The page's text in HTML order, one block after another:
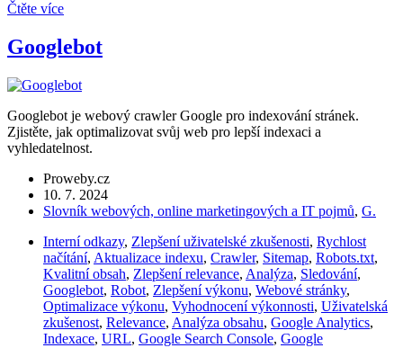
Čtěte více
Googlebot
Googlebot je webový crawler Google pro indexování stránek.
Zjistěte, jak optimalizovat svůj web pro lepší indexaci a
vyhledatelnost.
Proweby.cz
10. 7. 2024
Slovník webových, online marketingových a IT pojmů, G.
Interní odkazy, Zlepšení uživatelské zkušenosti, Rychlost
načítání, Aktualizace indexu, Crawler, Sitemap, Robots.txt,
Kvalitní obsah, Zlepšení relevance, Analýza, Sledování,
Googlebot, Robot, Zlepšení výkonu, Webové stránky,
Optimalizace výkonu, Vyhodnocení výkonnosti, Uživatelská
zkušenost, Relevance, Analýza obsahu, Google Analytics,
Indexace, URL, Google Search Console, Google